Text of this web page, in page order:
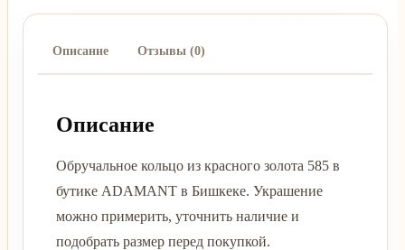
Описание Отзывы (0)
Описание
Обручальное кольцо из красного золота 585 в
бутике ADAMANT в Бишкеке. Украшение
можно примерить, уточнить наличие и
подобрать размер перед покупкой.